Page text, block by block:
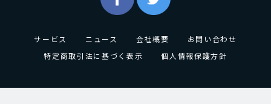
サービス ニュース 会社概要
お問い合わせ
特定商取引法に基づく表示
個人情報保護方針